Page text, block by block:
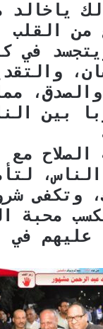
ياخالد
من القلب
في
والصدق،
بين
الصلاح مع
وتكفى
محبة
عليهم في